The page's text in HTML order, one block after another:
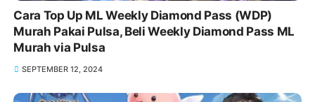
Cara Top Up ML Weekly Diamond Pass (WDP)
Murah Pakai Pulsa, Beli Weekly Diamond Pass ML
Murah via Pulsa
SEPTEMBER 12, 2024